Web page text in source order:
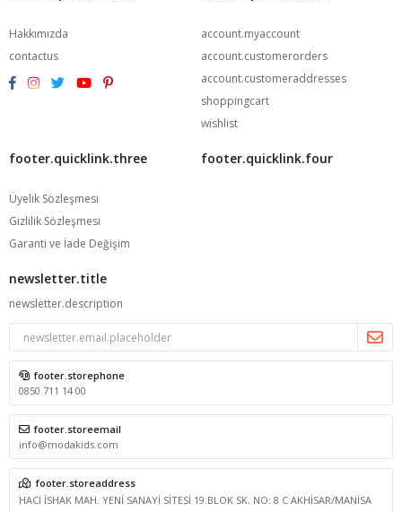
Hakkımızda
contactus
account.myaccount
account.customerorders
account.customeraddresses
shoppingcart
wishlist
footer.quicklink.three
Üyelik Sözleşmesi
Gizlilik Sözleşmesi
Garanti ve İade Değişim
footer.quicklink.four
newsletter.title
newsletter.description
footer.storephone
0850 711 14 00
footer.storeemail
info@modakids.com
footer.storeaddress
HACI İSHAK MAH. YENİ SANAYİ SİTESİ 19.BLOK SK. NO: 8 C AKHİSAR/MANİSA